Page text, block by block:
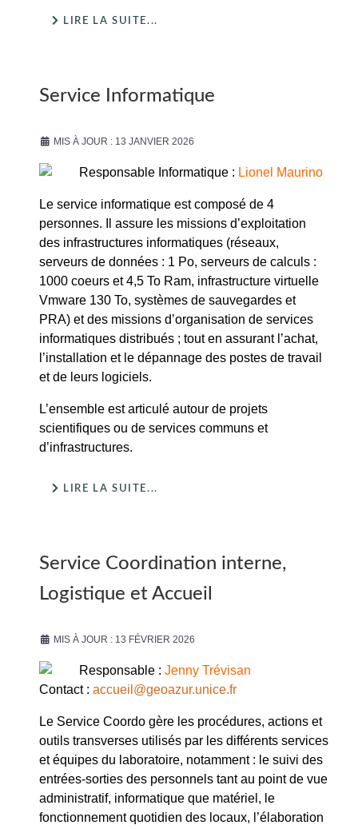
LIRE LA SUITE...
Service Informatique
MIS À JOUR : 13 JANVIER 2026
Responsable Informatique : Lionel Maurino
Le service informatique est composé de 4
personnes. Il assure les missions d’exploitation
des infrastructures informatiques (réseaux,
serveurs de données : 1 Po, serveurs de calculs :
1000 coeurs et 4,5 To Ram, infrastructure virtuelle
Vmware 130 To, systèmes de sauvegardes et
PRA) et des missions d’organisation de services
informatiques distribués ; tout en assurant l’achat,
l’installation et le dépannage des postes de travail
et de leurs logiciels.
L’ensemble est articulé autour de projets
scientifiques ou de services communs et
d’infrastructures.
LIRE LA SUITE...
Service Coordination interne,
Logistique et Accueil
MIS À JOUR : 13 FÉVRIER 2026
Responsable : Jenny Trévisan
Contact : accueil@geoazur.unice.fr
Le Service Coordo gère les procédures, actions et
outils transverses utilisés par les différents services
et équipes du laboratoire, notamment : le suivi des
entrées-sorties des personnels tant au point de vue
administratif, informatique que matériel, le
fonctionnement quotidien des locaux, l’élaboration